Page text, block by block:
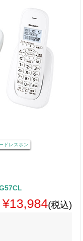
ドレスホン
¥13,984(税込)